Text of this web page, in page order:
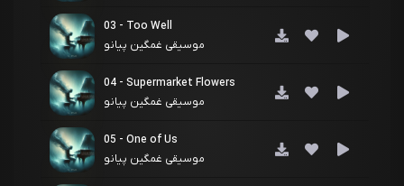
03 - Too Well
موسیقی غمگین پیانو
04 - Supermarket Flowers
موسیقی غمگین پیانو
05 - One of Us
موسیقی غمگین پیانو